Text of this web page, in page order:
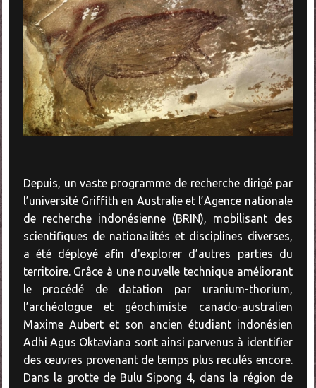
Depuis, un vaste programme de recherche dirigé par
l’université Griffith en Australie et l’Agence nationale
de recherche indonésienne (BRIN), mobilisant des
scientifiques de nationalités et disciplines diverses,
a été déployé afin d'explorer d’autres parties du
territoire. Grâce à une nouvelle technique améliorant
le procédé de datation par uranium-thorium,
l’archéologue et géochimiste canado-australien
Maxime Aubert et son ancien étudiant indonésien
Adhi Agus Oktaviana sont ainsi parvenus à identifier
des œuvres provenant de temps plus reculés encore.
Dans la grotte de Bulu Sipong 4, dans la région de